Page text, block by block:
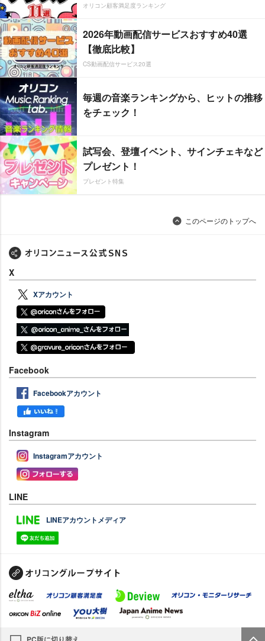
オリコン顧客満足度ランキング
2026年動画配信サービスおすすめ40選
【徹底比較】
CS動画配信サービス20選
毎週の音楽ランキングから、ヒットの推移
をチェック！
試写会、登壇イベント、サインチェキなど
プレゼント！
プレゼント特集
このページのトップへ
X
Xアカウント
Facebook
Facebookアカウント
Instagram
Instagramアカウント
LINE
LINEアカウントメディア